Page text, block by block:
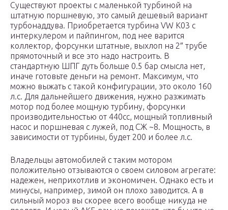
Существуют проекты с маленькой турбиной на
штатную поршневую, это самый дешевый вариант
турбонаддува. Приобретается турбина VW K03 с
интеркулером и пайпингом, под нее варится
коллектор, форсунки штатные, выхлоп на 2″ трубе
прямоточный и все это надо настроить. В
стандартную ШПГ дуть больше 0.5 бар смысла нет,
иначе готовьте деньги на ремонт. Максимум, что
можно выжать с такой конфигурации, это около 160
л.с. Для дальнейшего движения, нужно разжимать
мотор под более мощную турбину, форсунки
производительностью от 440сс, мощный топливный
насос и поршневая с лужей, под СЖ ~8. Мощность, в
зависимости от турбины, будет 200 и более л.с.
Владельцы автомобилей с таким мотором
положительно отзываются о своем силовом агрегате:
надежен, неприхотлив и экономичен. Однако есть и
минусы, например, зимой он плохо заводится. А в
сильный мороз вы скорее всего вообще никуда не